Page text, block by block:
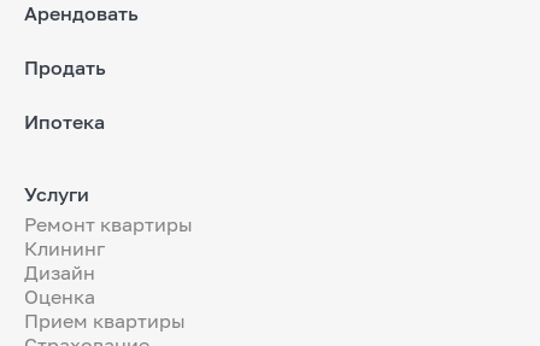
Арендовать
Продать
Ипотека
Услуги
Ремонт квартиры
Клининг
Дизайн
Оценка
Прием квартиры